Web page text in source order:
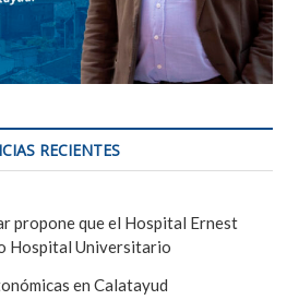
RECIENTES
propone que el Hospital Ernest
Hospital Universitario
en Calatayud